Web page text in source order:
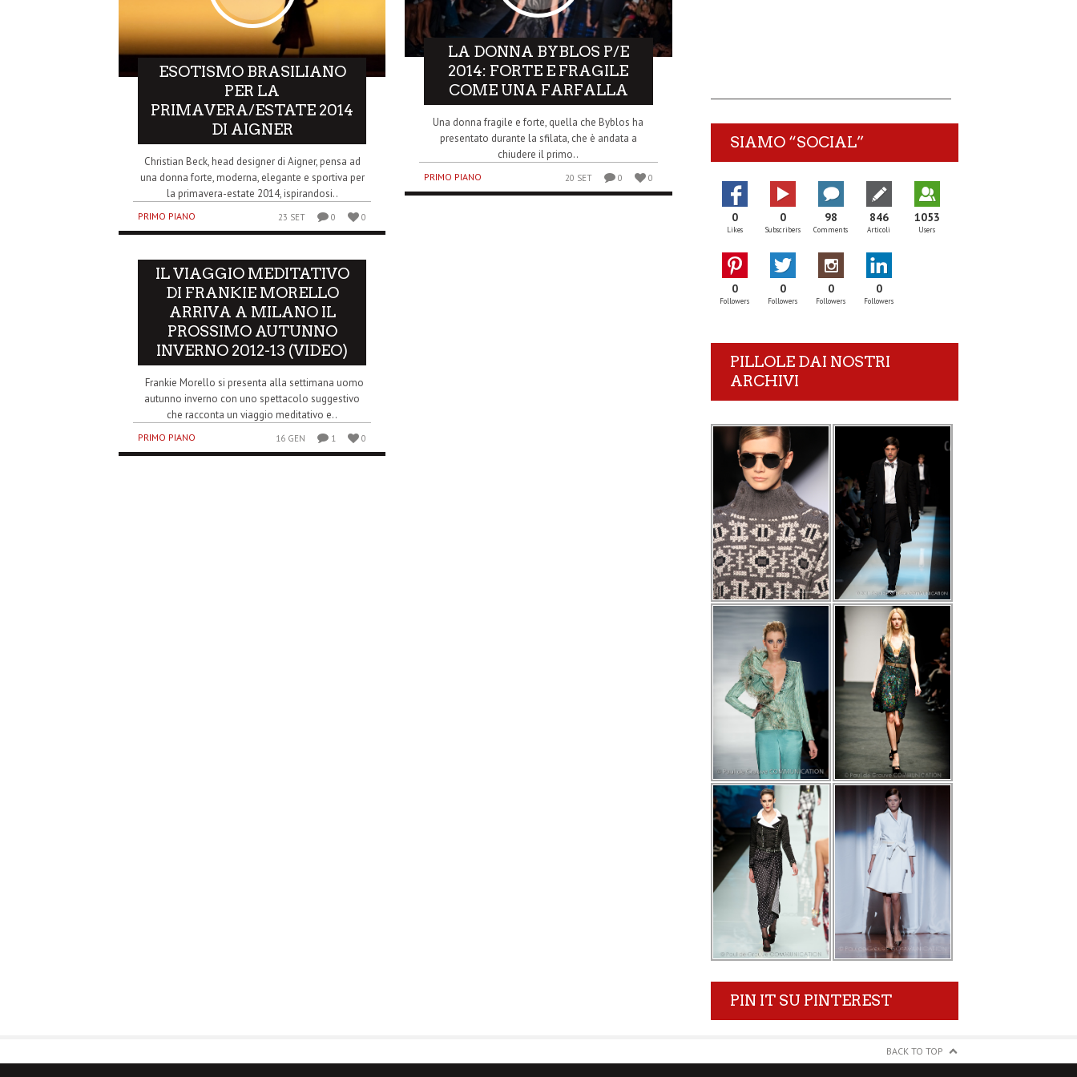
ESOTISMO BRASILIANO
PER LA
PRIMAVERA/ESTATE 2014
DI AIGNER
Christian Beck, head designer di Aigner, pensa ad
una donna forte, moderna, elegante e sportiva per
la primavera-estate 2014, ispirandosi..
PRIMO PIANO 23 SET 0 0
IL VIAGGIO MEDITATIVO
DI FRANKIE MORELLO
ARRIVA A MILANO IL
PROSSIMO AUTUNNO
INVERNO 2012-13 (VIDEO)
Frankie Morello si presenta alla settimana uomo
autunno inverno con uno spettacolo suggestivo
che racconta un viaggio meditativo e..
PRIMO PIANO 16 GEN 1 0
LA DONNA BYBLOS P/E
2014: FORTE E FRAGILE
COME UNA FARFALLA
Una donna fragile e forte, quella che Byblos ha
presentato durante la sfilata, che è andata a
chiudere il primo..
PRIMO PIANO 20 SET 0 0
SIAMO “SOCIAL”
0
Likes
0
Subscribers
98
Comments
846
Articoli
1053
Users
0
Followers
0
Followers
0
Followers
0
Followers
PILLOLE DAI NOSTRI
ARCHIVI
PIN IT SU PINTEREST
BACK TO TOP